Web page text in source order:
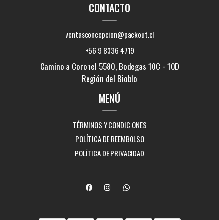
CONTACTO
ventasconcepcion@packout.cl
+56 9 8336 4719
Camino a Coronel 5580, Bodegas 10C - 10D
Región del Biobío
MENÚ
TÉRMINOS Y CONDICIONES
POLÍTICA DE REEMBOLSO
POLÍTICA DE PRIVACIDAD